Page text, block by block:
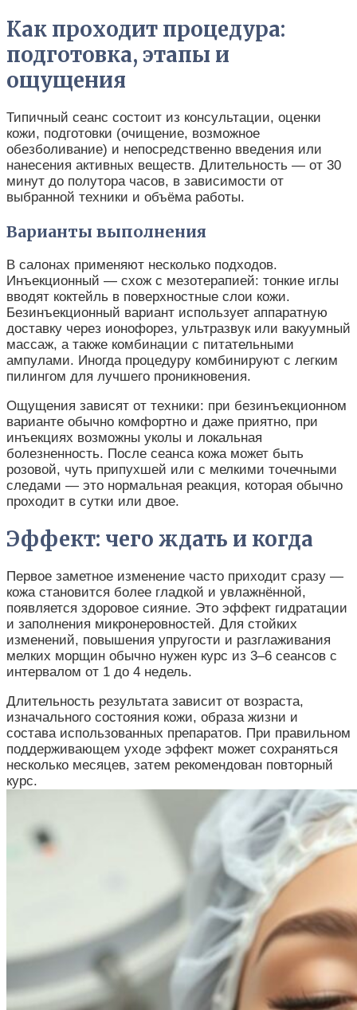
Как проходит процедура:
подготовка, этапы и
ощущения
Типичный сеанс состоит из консультации, оценки
кожи, подготовки (очищение, возможное
обезболивание) и непосредственно введения или
нанесения активных веществ. Длительность — от 30
минут до полутора часов, в зависимости от
выбранной техники и объёма работы.
Варианты выполнения
В салонах применяют несколько подходов.
Инъекционный — схож с мезотерапией: тонкие иглы
вводят коктейль в поверхностные слои кожи.
Безинъекционный вариант использует аппаратную
доставку через ионофорез, ультразвук или вакуумный
массаж, а также комбинации с питательными
ампулами. Иногда процедуру комбинируют с легким
пилингом для лучшего проникновения.
Ощущения зависят от техники: при безинъекционном
варианте обычно комфортно и даже приятно, при
инъекциях возможны уколы и локальная
болезненность. После сеанса кожа может быть
розовой, чуть припухшей или с мелкими точечными
следами — это нормальная реакция, которая обычно
проходит в сутки или двое.
Эффект: чего ждать и когда
Первое заметное изменение часто приходит сразу —
кожа становится более гладкой и увлажнённой,
появляется здоровое сияние. Это эффект гидратации
и заполнения микронеровностей. Для стойких
изменений, повышения упругости и разглаживания
мелких морщин обычно нужен курс из 3–6 сеансов с
интервалом от 1 до 4 недель.
Длительность результата зависит от возраста,
изначального состояния кожи, образа жизни и
состава использованных препаратов. При правильном
поддерживающем уходе эффект может сохраняться
несколько месяцев, затем рекомендован повторный
курс.